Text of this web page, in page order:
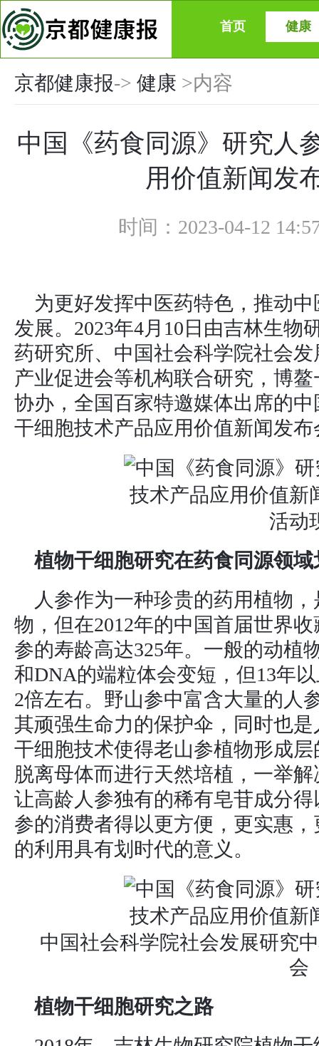
首页 健康
京都健康报-> 健康 >内容
中国《药食同源》研究人
用价值新闻发
时间：2023-04-12
为更好发挥中医药特色，推动
发展。2023年4月10日由吉林生物
药研究所、中国社会科学院社会
产业促进会等机构联合研究，博
协办，全国百家特邀媒体出席的
干细胞技术产品应用价值新闻发
活动
植物干细胞研究在药食同源领
人参作为一种珍贵的药用植物
物，但在2012年的中国首届世界
参的寿龄高达325年。一般的动植
和DNA的端粒体会变短，但13年
2倍左右。野山参中富含大量的人
其顽强生命力的保护伞，同时也
干细胞技术使得老山参植物形成
脱离母体而进行天然培植，一举
让高龄人参独有的稀有皂苷成分
参的消费者得以更方便，更实惠
的利用具有划时代的意义。
中国社会科学院社会发展研究
会
植物干细胞研究之路